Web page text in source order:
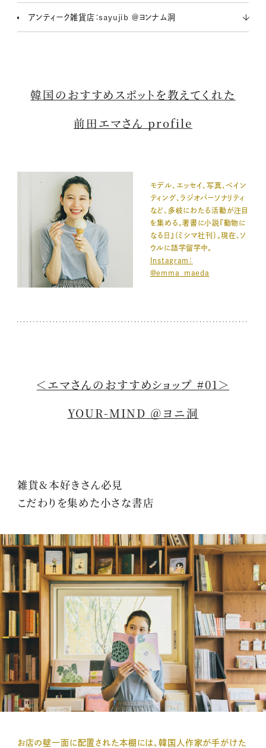
アンティーク雑貨店：sayujib ＠ヨンナム洞
韓国のおすすめスポットを教えてくれた
前田エマさん profile
モデル、エッセイ、写真、ペイン
ティング、ラジオパーソナリティ
など、多岐にわたる活動が注目
を集める。著書に小説『動物に
なる日』（ミシマ社刊）。現在、ソ
ウルに語学留学中。
Instagram：
@emma_maeda
＜エマさんのおすすめショップ #01＞
YOUR-MIND ＠ヨニ洞
雑貨&本好きさん必見
こだわりを集めた小さな書店
お店の壁一面に配置された本棚には、韓国人作家が手がけた